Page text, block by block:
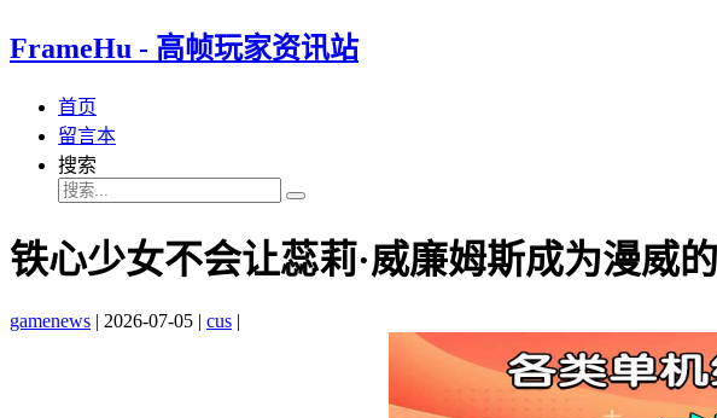
FrameHu - 高帧玩家资讯站
首页
留言本
搜索
铁心少女不会让蕊莉·威廉姆斯成为漫威
gamenews | 2026-07-05 | cus |